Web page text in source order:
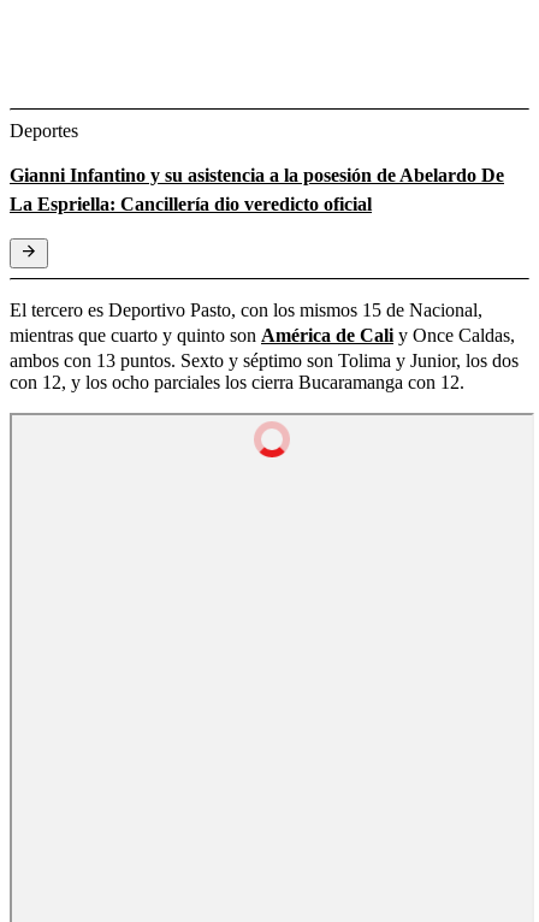
Deportes
Gianni Infantino y su asistencia a la posesión de Abelardo De
La Espriella: Cancillería dio veredicto oficial
El tercero es Deportivo Pasto, con los mismos 15 de Nacional,
mientras que cuarto y quinto son América de Cali y Once Caldas,
ambos con 13 puntos. Sexto y séptimo son Tolima y Junior, los dos
con 12, y los ocho parciales los cierra Bucaramanga con 12.